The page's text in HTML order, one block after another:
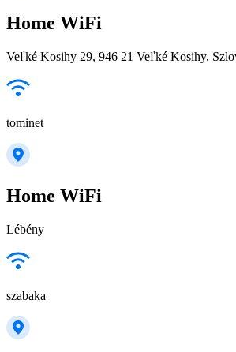
Home WiFi
Veľké Kosihy 29, 946 21 Veľké Kosihy,
tominet
Home WiFi
Lébény
szabaka